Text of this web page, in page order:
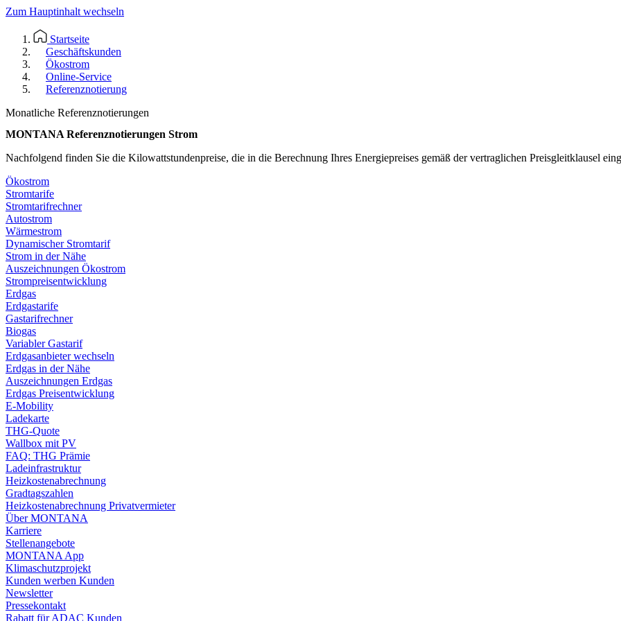
Zum Hauptinhalt wechseln
Startseite
Geschäftskunden
Ökostrom
Online-Service
Referenznotierung
Monatliche Referenznotierungen
MONTANA Referenznotierungen Strom
Nachfolgend finden Sie die Kilowattstundenpreise, die in die Berechnung Ihres Energiepreises gemäß der vertraglichen Preisgleitklausel
Ökostrom
Stromtarife
Stromtarifrechner
Autostrom
Wärmestrom
Dynamischer Stromtarif
Strom in der Nähe
Auszeichnungen Ökostrom
Strompreisentwicklung
Erdgas
Erdgastarife
Gastarifrechner
Biogas
Variabler Gastarif
Erdgasanbieter wechseln
Erdgas in der Nähe
Auszeichnungen Erdgas
Erdgas Preisentwicklung
E-Mobility
Ladekarte
THG-Quote
Wallbox mit PV
FAQ: THG Prämie
Ladeinfrastruktur
Heizkostenabrechnung
Gradtagszahlen
Heizkostenabrechnung Privatvermieter
Über MONTANA
Karriere
Stellenangebote
MONTANA App
Klimaschutzprojekt
Kunden werben Kunden
Newsletter
Pressekontakt
Rabatt für ADAC Kunden